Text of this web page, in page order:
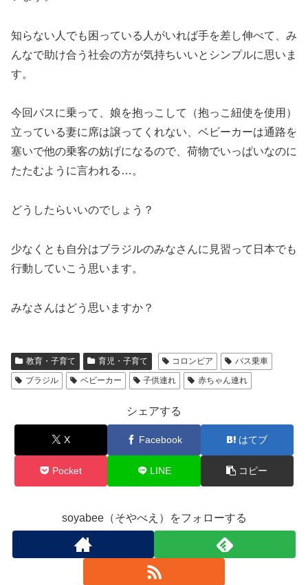
知らない人でも困っている人がいれば手を差し伸べて、み
んなで助け合う社会の方が気持ちいいとシンプルに思いま
す。
今回バスに乗って、娘を抱っこして（抱っこ紐使を使用）
立っている妻に席は譲ってくれない、ベビーカーは通路を
塞いで他の乗客の妨げになるので、荷物でいっぱいなのに
たたむように言われる…。
どうしたらいいのでしょう？
少なくとも自分はブラジルのみなさんに見習って日本でも
行動していこう思います。
みなさんはどう思いますか？
教育・子育て 育児・子育て コロンビア
バス乗車
ブラジル
ベビーカー 子供連れ 赤ちゃん連れ
シェアする
X Facebook はてブ
Pocket LINE コピー
soyabee（そやべえ）をフォローする